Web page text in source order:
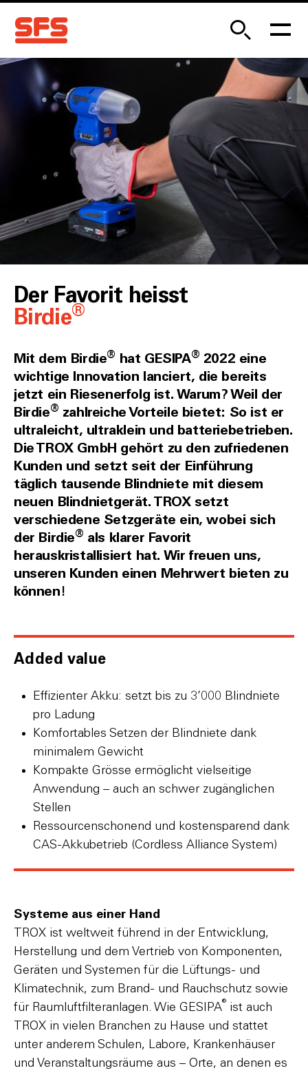
Der Favorit heisst
Birdie®
Mit dem Birdie® hat GESIPA® 2022 eine
wichtige Innovation lanciert, die bereits
jetzt ein Riesenerfolg ist. Warum? Weil der
Birdie® zahlreiche Vorteile bietet: So ist er
ultraleicht, ultraklein und batteriebetrieben.
Die TROX GmbH gehört zu den zufriedenen
Kunden und setzt seit der Einführung
täglich tausende Blindniete mit diesem
neuen Blindnietgerät. TROX setzt
verschiedene Setzgeräte ein, wobei sich
der Birdie® als klarer Favorit
herauskristallisiert hat. Wir freuen uns,
unseren Kunden einen Mehrwert bieten zu
können!
Added value
Effizienter Akku: setzt bis zu 3’000 Blindniete
pro Ladung
Komfortables Setzen der Blindniete dank
minimalem Gewicht
Kompakte Grösse ermöglicht vielseitige
Anwendung – auch an schwer zugänglichen
Stellen
Ressourcenschonend und kostensparend dank
CAS-Akkubetrieb (Cordless Alliance System)
Systeme aus einer Hand
TROX ist weltweit führend in der Entwicklung,
Herstellung und dem Vertrieb von Komponenten,
Geräten und Systemen für die Lüftungs- und
Klimatechnik, zum Brand- und Rauchschutz sowie
für Raumluftfilteranlagen. Wie GESIPA® ist auch
TROX in vielen Branchen zu Hause und stattet
unter anderem Schulen, Labore, Krankenhäuser
und Veranstaltungsräume aus – Orte, an denen es